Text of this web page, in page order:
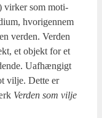
vir­ker som moti­
hvori­gen­nem
ver­den. Ver­den
et objekt for et
Uaf­hæn­gigt
vil­je. Det­te er
Ver­den som vil­je